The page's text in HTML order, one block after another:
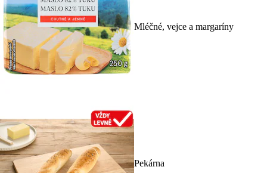
Mléčné, vejce a margaríny
Pekárna